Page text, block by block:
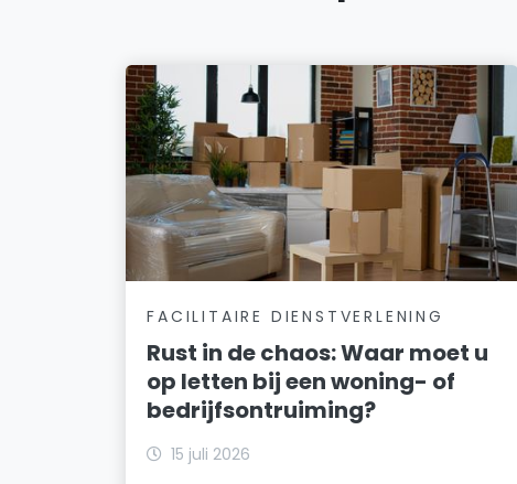
FACILITAIRE DIENSTVERLENING
Rust in de chaos: Waar moet u
op letten bij een woning- of
bedrijfsontruiming?
15 juli 2026